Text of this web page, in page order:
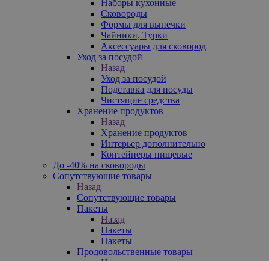
Наборы кухонные
Сковороды
Формы для выпечки
Чайники, Турки
Аксессуары для сковород
Уход за посудой
Назад
Уход за посудой
Подставка для посуды
Чистящие средства
Хранение продуктов
Назад
Хранение продуктов
Интерьер дополнительно
Контейнеры пищевые
До -40% на сковороды
Сопутствующие товары
Назад
Сопутствующие товары
Пакеты
Назад
Пакеты
Пакеты
Продовольственные товары